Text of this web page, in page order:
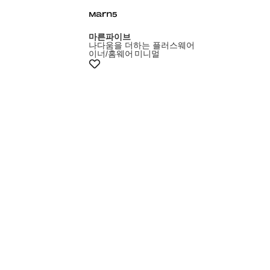
마른파이브
나다움을 더하는 플러스웨어
이너/홈웨어 미니멀